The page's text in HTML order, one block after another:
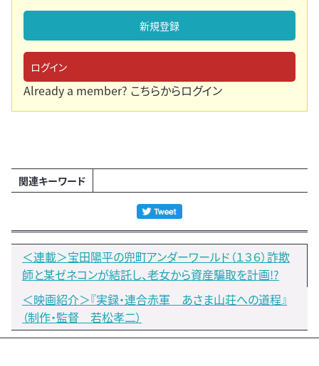
新規登録
ログイン
Already a member? こちらからログイン
関連キーワード
＜連載＞宝田陽平の兜町アンダーワールド（１３６）詐欺
師と某ゼネコンが結託し、老女から資産騙取を計画!?
＜映画紹介＞『実録・連合赤軍 あさま山荘への道程』
（制作・監督 若松孝二）